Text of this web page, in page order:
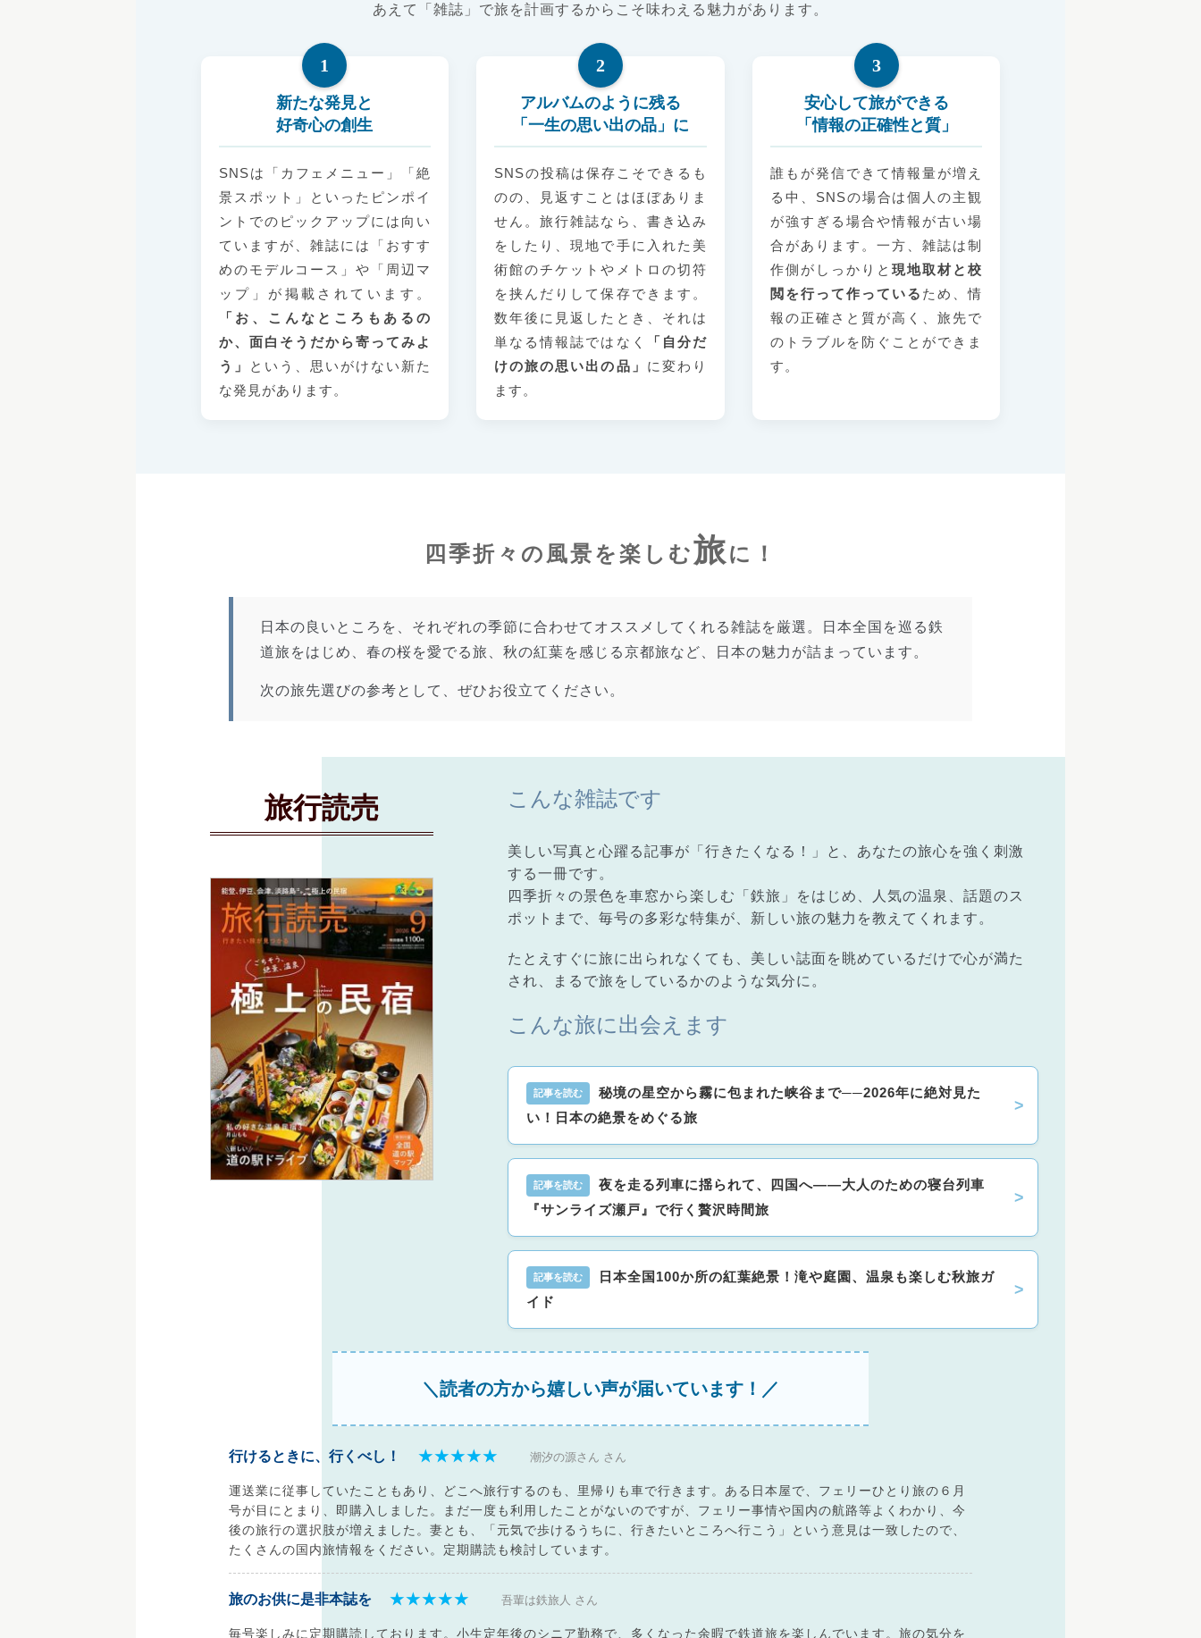
あえて「雑誌」で旅を計画するからこそ味わえる魅力があります。
1
新たな発見と
好奇心の創生
SNSは「カフェメニュー」「絶
景スポット」といったピンポイ
ントでのピックアップには向い
ていますが、雑誌には「おすす
めのモデルコース」や「周辺マ
ップ」が掲載されています。
「お、こんなところもあるの
か、面白そうだから寄ってみよ
う」
という、思いがけない新た
な発見があります。
2
アルバムのように残る
「一生の思い出の品」に
SNSの投稿は保存こそできるも
のの、見返すことはほぼありま
せん。旅行雑誌なら、書き込み
をしたり、現地で手に入れた美
術館のチケットやメトロの切符
を挟んだりして保存できます。
数年後に見返したとき、それは
単なる情報誌ではなく
「自分だ
けの旅の思い出の品」 に変わり
ます。
3
安心して旅ができる
「情報の正確性と質」
誰もが発信できて情報量が増え
る中、SNSの場合は個人の主観
が強すぎる場合や情報が古い場
合があります。一方、雑誌は制
作側がしっかりと現地取材と校
閲を行って作っている ため、情
報の正確さと質が高く、旅先で
のトラブルを防ぐことができま
す。
四季折々の風景を楽しむ旅に！
日本の良いところを、それぞれの季節に合わせてオススメしてくれる雑誌を厳選。日本全国を巡る鉄
道旅をはじめ、春の桜を愛でる旅、秋の紅葉を感じる京都旅など、日本の魅力が詰まっています。
次の旅先選びの参考として、ぜひお役立てください。
旅行読売 こんな雑誌です
美しい写真と心躍る記事が「行きたくなる！」と、あなたの旅心を強く刺激
する一冊です。
四季折々の景色を車窓から楽しむ「鉄旅」をはじめ、人気の温泉、話題のス
ポットまで、毎号の多彩な特集が、新しい旅の魅力を教えてくれます。
たとえすぐに旅に出られなくても、美しい誌面を眺めているだけで心が満た
され、まるで旅をしているかのような気分に。
こんな旅に出会えます
秘境の星空から霧に包まれた峡谷まで──2026年に絶対見た
い！日本の絶景をめぐる旅
夜を走る列車に揺られて、四国へ——大人のための寝台列車
『サンライズ瀬戸』で行く贅沢時間旅
日本全国100か所の紅葉絶景！滝や庭園、温泉も楽しむ秋旅ガ
イド
＼読者の方から嬉しい声が届いています！／
行けるときに、行くべし！ ★★★★★ 潮汐の源さん さん
運送業に従事していたこともあり、どこへ旅行するのも、里帰りも車で行きます。ある日本屋で、フェリーひとり旅の６月
号が目にとまり、即購入しました。まだ一度も利用したことがないのですが、フェリー事情や国内の航路等よくわかり、今
後の旅行の選択肢が増えました。妻とも、「元気で歩けるうちに、行きたいところへ行こう」という意見は一致したので、
たくさんの国内旅情報をください。定期購読も検討しています。
旅のお供に是非本誌を ★★★★★ 吾輩は鉄旅人 さん
毎号楽しみに定期購読しております。小生定年後のシニア勤務で、多くなった余暇で鉄道旅を楽しんでいます。旅の気分を